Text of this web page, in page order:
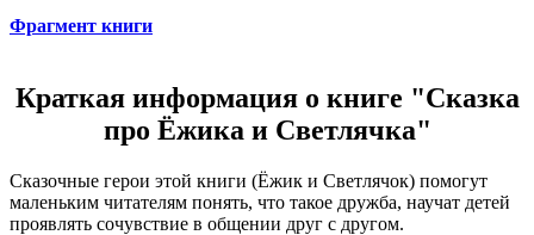
Фрагмент книги
Краткая информация о книге "Сказка
про Ёжика и Светлячка"
Сказочные герои этой книги (Ёжик и Светлячок) помогут
маленьким читателям понять, что такое дружба, научат детей
проявлять сочувствие в общении друг с другом.